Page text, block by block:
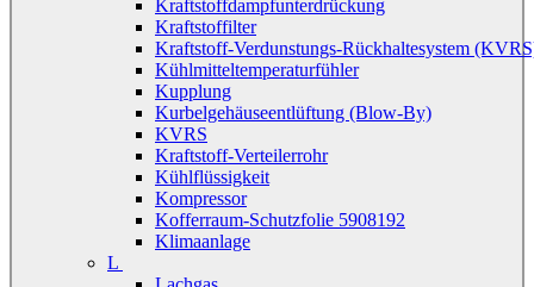
Kraftstoffdampfunterdrückung
Kraftstoffilter
Kraftstoff-Verdunstungs-Rückhaltesystem
Kühlmitteltemperaturfühler
Kupplung
Kurbelgehäuseentlüftung (Blow-By)
KVRS
Kraftstoff-Verteilerrohr
Kühlflüssigkeit
Kompressor
Kofferraum-Schutzfolie 5908192
Klimaanlage
L